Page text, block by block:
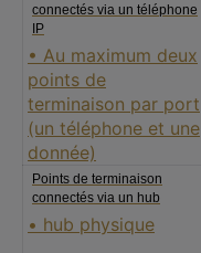
connectés via un téléphone
IP
• Au maximum deux
points de
terminaison par port
(un téléphone et une
donnée)
Points de terminaison
connectés via un hub
• hub physique